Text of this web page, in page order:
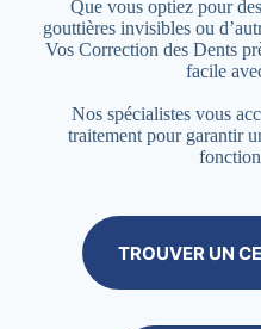
Que vous optiez pour
gouttières invisibles ou
Vos Correction des Dents
facile
Nos spécialistes vous
traitement pour garantir
TROUVER UN